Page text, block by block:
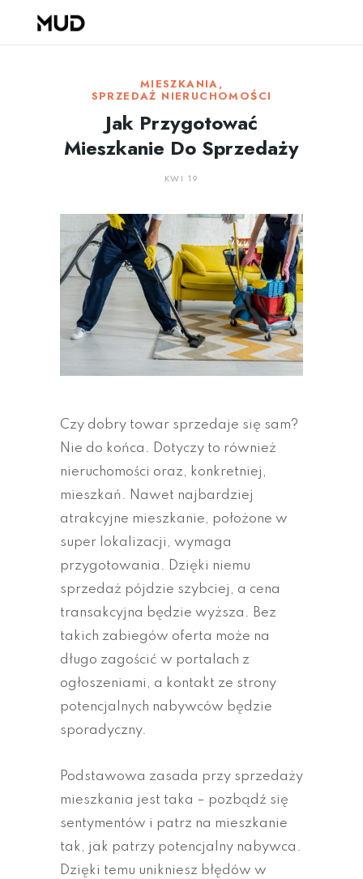
MIESZKANIA,
SPRZEDAŻ NIERUCHOMOŚCI
Jak Przygotować
Mieszkanie Do Sprzedaży
KWI 19
Czy dobry towar sprzedaje się sam?
Nie do końca. Dotyczy to również
nieruchomości oraz, konkretniej,
mieszkań. Nawet najbardziej
atrakcyjne mieszkanie, położone w
super lokalizacji, wymaga
przygotowania. Dzięki niemu
sprzedaż pójdzie szybciej, a cena
transakcyjna będzie wyższa. Bez
takich zabiegów oferta może na
długo zagościć w portalach z
ogłoszeniami, a kontakt ze strony
potencjalnych nabywców będzie
sporadyczny.
Podstawowa zasada przy sprzedaży
mieszkania jest taka – pozbądź się
sentymentów i patrz na mieszkanie
tak, jak patrzy potencjalny nabywca.
Dzięki temu unikniesz błędów w